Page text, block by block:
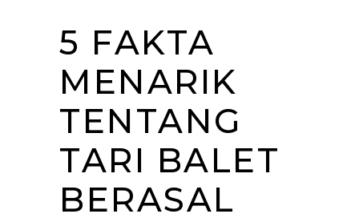
5 FAKTA
MENARIK
TENTANG
TARI BALET
BERASAL